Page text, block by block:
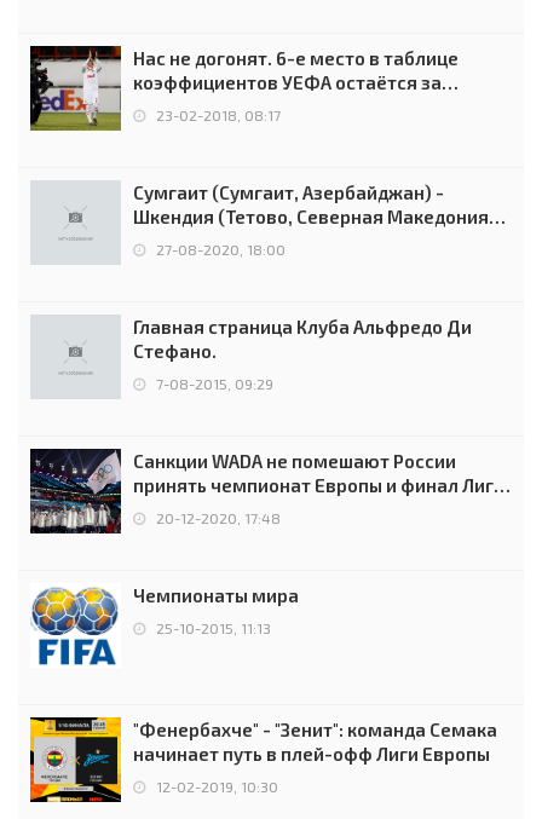
Нас не догонят. 6-е место в таблице
коэффициентов УЕФА остаётся за
Россией
23-02-2018, 08:17
Сумгаит (Сумгаит, Азербайджан) -
Шкендия (Тетово, Северная Македония) -
0:2 (0:0)
27-08-2020, 18:00
Главная страница Клуба Альфредо Ди
Стефано.
7-08-2015, 09:29
Санкции WADA не помешают России
принять чемпионат Европы и финал Лиги
чемпионов.
20-12-2020, 17:48
Чемпионаты мира
25-10-2015, 11:13
"Фенербахче" - "Зенит": команда Семака
начинает путь в плей-офф Лиги Европы
12-02-2019, 10:30